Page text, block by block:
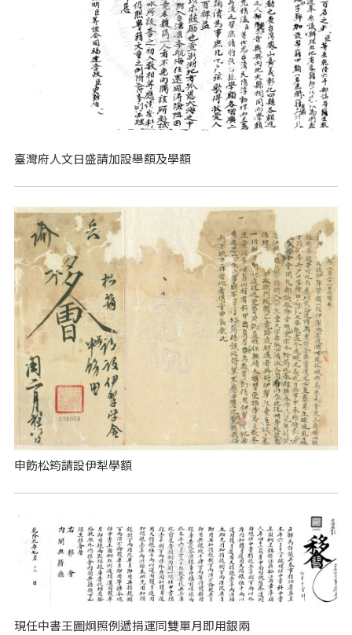
臺灣府人文日盛請加設舉額及學額
申飭松筠請設伊犁學額
現任中書王圖炯照例遞捐運同雙單月即用銀兩